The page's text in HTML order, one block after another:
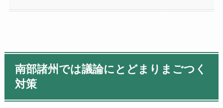
南部諸州では議論にとどまりまごつく
対策